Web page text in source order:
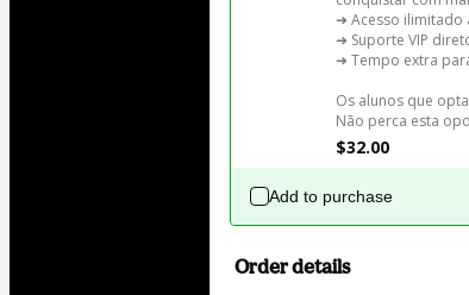
➜ Acesso ilimitado
➜ Suporte VIP
➜ Tempo extra
Os alunos que
Não perca esta
$32.00
Add to purchase
Order details